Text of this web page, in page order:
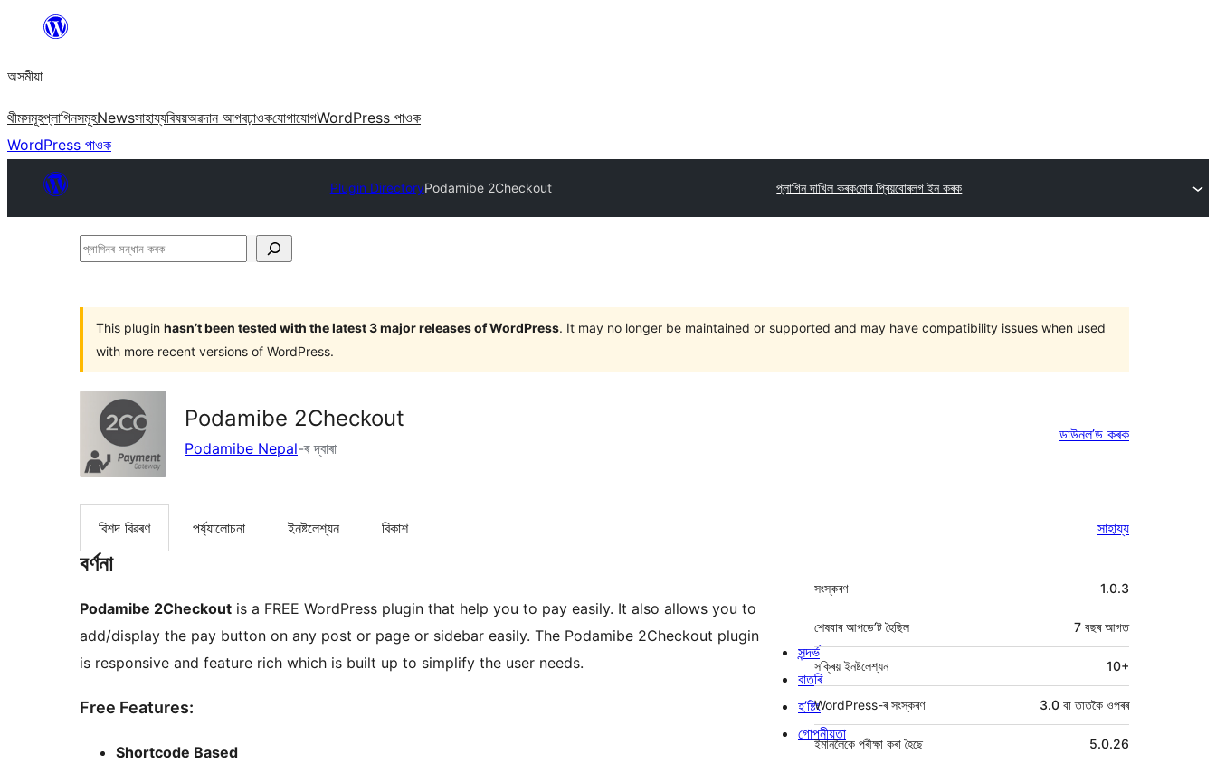
বিষয়বস্তুলৈ
যাওক
অসমীয়া
থীমসমূহপ্লাগিনসমূহNewsসাহায্যবিষয়অৱদান আগবঢ়াওকযোগাযোগWordPress পাওক
WordPress পাওক
Plugin DirectoryPodamibe 2Checkout প্লাগিন দাখিল কৰকমোৰ প্ৰিয়বোৰলগ ইন কৰক
প্লাগিনৰ
This plugin hasn’t been tested with the latest 3 major releases of WordPress. It may no longer be maintained or supported and may have compatibility issues when used
with more recent versions of WordPress.
Podamibe 2Checkout
Podamibe Nepal-ৰ দ্বাৰা
ডাউনল’ড কৰক
বিশদ বিৱৰণ পৰ্য্যালোচনা ইনষ্টলেশ্যন বিকাশ সাহায্য
বৰ্ণনা
Podamibe 2Checkout is a FREE WordPress plugin that help you to pay easily. It also allows you to
add/display the pay button on any post or page or sidebar easily. The Podamibe 2Checkout plugin
is responsive and feature rich which is built up to simplify the user needs.
Free Features:
Shortcode Based
মেটা 1.0.3
সংস্কৰণ
7 বছৰআগত
শেষবাৰ আপডে’ট হৈছিল
সক্ৰিয় ইনষ্টলেশ্যন 10+
WordPress-ৰ সংস্কৰণ 3.0 বা তাতকৈ ওপৰৰ
ইমানলৈকে পৰীক্ষা কৰা হৈছে 5.0.26
সন্দৰ্ভ
বাতৰি
হ’ষ্টিং
গোপনীয়তা